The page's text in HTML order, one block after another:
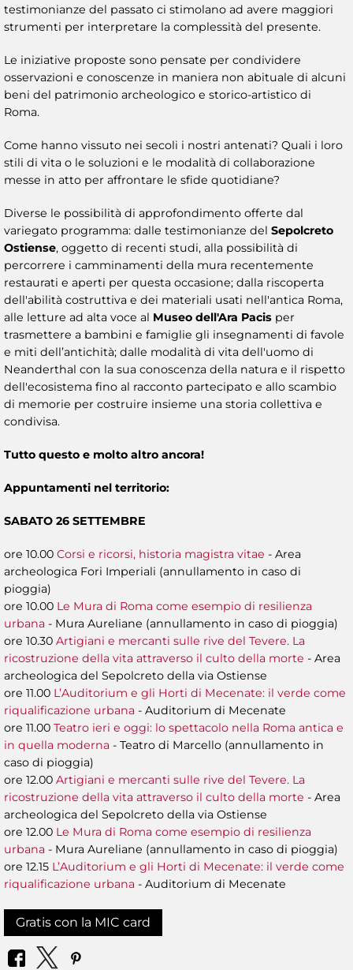
testimonianze del passato ci stimolano ad avere maggiori
strumenti per interpretare la complessità del presente.
Le iniziative proposte sono pensate per condividere
osservazioni e conoscenze in maniera non abituale di alcuni
beni del patrimonio archeologico e storico-artistico di
Roma.
Come hanno vissuto nei secoli i nostri antenati? Quali i loro
stili di vita o le soluzioni e le modalità di collaborazione
messe in atto per affrontare le sfide quotidiane?
Diverse le possibilità di approfondimento offerte dal
variegato programma: dalle testimonianze del Sepolcreto
Ostiense, oggetto di recenti studi, alla possibilità di
percorrere i camminamenti della mura recentemente
restaurati e aperti per questa occasione; dalla riscoperta
dell'abilità costruttiva e dei materiali usati nell'antica Roma,
alle letture ad alta voce al Museo dell'Ara Pacis per
trasmettere a bambini e famiglie gli insegnamenti di favole
e miti dell’antichità; dalle modalità di vita dell'uomo di
Neanderthal con la sua conoscenza della natura e il rispetto
dell'ecosistema fino al racconto partecipato e allo scambio
di memorie per costruire insieme una storia collettiva e
condivisa.
Tutto questo e molto altro ancora!
Appuntamenti nel territorio:
SABATO 26 SETTEMBRE
ore 10.00 Corsi e ricorsi, historia magistra vitae - Area
archeologica Fori Imperiali (annullamento in caso di
pioggia)
ore 10.00 Le Mura di Roma come esempio di resilienza
urbana - Mura Aureliane (annullamento in caso di pioggia)
ore 10.30 Artigiani e mercanti sulle rive del Tevere. La
ricostruzione della vita attraverso il culto della morte - Area
archeologica del Sepolcreto della via Ostiense
ore 11.00 L’Auditorium e gli Horti di Mecenate: il verde come
riqualificazione urbana - Auditorium di Mecenate
ore 11.00 Teatro ieri e oggi: lo spettacolo nella Roma antica e
in quella moderna - Teatro di Marcello (annullamento in
caso di pioggia)
ore 12.00 Artigiani e mercanti sulle rive del Tevere. La
ricostruzione della vita attraverso il culto della morte - Area
archeologica del Sepolcreto della via Ostiense
ore 12.00 Le Mura di Roma come esempio di resilienza
urbana - Mura Aureliane (annullamento in caso di pioggia)
ore 12.15 L’Auditorium e gli Horti di Mecenate: il verde come
riqualificazione urbana - Auditorium di Mecenate
Gratis con la MIC card